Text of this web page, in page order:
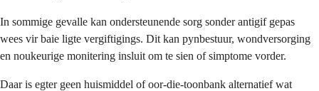
In sommige gevalle kan ondersteunende sorg sonder antigif gepas
wees vir baie ligte vergiftigings. Dit kan pynbestuur, wondversorging
en noukeurige monitering insluit om te sien of simptome vorder.
Daar is egter geen huismiddel of oor-die-toonbank alternatief wat